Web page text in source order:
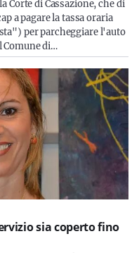
Corte di Cassazione, che di
a pagare la tassa oraria
per parcheggiare l'auto
Comune di…
sia coperto fino